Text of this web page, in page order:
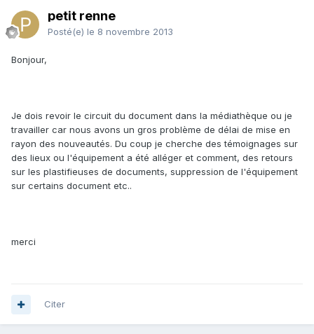
petit renne
Posté(e) le 8 novembre 2013
Bonjour,
Je dois revoir le circuit du document dans la médiathèque ou je
travailler car nous avons un gros problème de délai de mise en
rayon des nouveautés. Du coup je cherche des témoignages sur
des lieux ou l'équipement a été alléger et comment, des retours
sur les plastifieuses de documents, suppression de l'équipement
sur certains document etc..
merci
Citer